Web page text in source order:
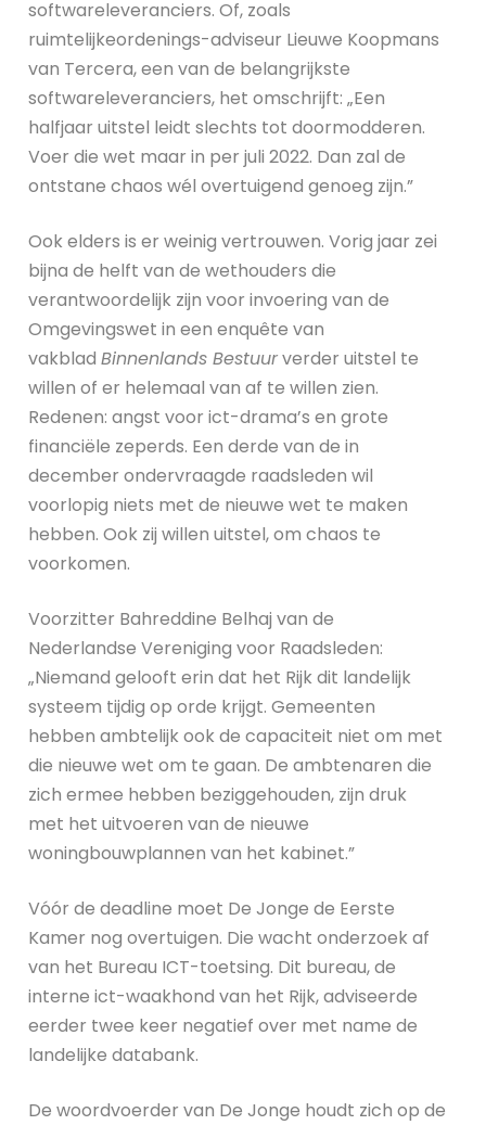
softwareleveranciers. Of, zoals
ruimtelijkeordenings-adviseur Lieuwe Koopmans
van Tercera, een van de belangrijkste
softwareleveranciers, het omschrijft: „Een
halfjaar uitstel leidt slechts tot doormodderen.
Voer die wet maar in per juli 2022. Dan zal de
ontstane chaos wél overtuigend genoeg zijn.”
Ook elders is er weinig vertrouwen. Vorig jaar zei
bijna de helft van de wethouders die
verantwoordelijk zijn voor invoering van de
Omgevingswet in een enquête van
vakbladBinnenlands Bestuurverder uitstel te
willen of er helemaal van af te willen zien.
Redenen: angst voor ict-drama’s en grote
financiële zeperds. Een derde van de in
december ondervraagde raadsleden wil
voorlopig niets met de nieuwe wet te maken
hebben. Ook zij willen uitstel, om chaos te
voorkomen.
Voorzitter Bahreddine Belhaj van de
Nederlandse Vereniging voor Raadsleden:
„Niemand gelooft erin dat het Rijk dit landelijk
systeem tijdig op orde krijgt. Gemeenten
hebben ambtelijk ook de capaciteit niet om met
die nieuwe wet om te gaan. De ambtenaren die
zich ermee hebben beziggehouden, zijn druk
met het uitvoeren van de nieuwe
woningbouwplannen van het kabinet.”
Vóór de deadline moet De Jonge de Eerste
Kamer nog overtuigen. Die wacht onderzoek af
van het Bureau ICT-toetsing. Dit bureau, de
interne ict-waakhond van het Rijk, adviseerde
eerder twee keer negatief over met name de
landelijke databank.
De woordvoerder van De Jonge houdt zich op de